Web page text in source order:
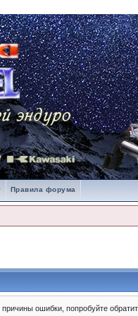
Правила форума
ошибки, попробуйте